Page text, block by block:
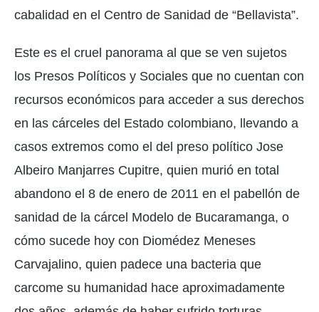
cabalidad en el Centro de Sanidad de “Bellavista”.
Este es el cruel panorama al que se ven sujetos
los Presos Políticos y Sociales que no cuentan con
recursos económicos para acceder a sus derechos
en las cárceles del Estado colombiano, llevando a
casos extremos como el del preso político Jose
Albeiro Manjarres Cupitre, quien murió en total
abandono el 8 de enero de 2011 en el pabellón de
sanidad de la cárcel Modelo de Bucaramanga, o
cómo sucede hoy con Diomédez Meneses
Carvajalino, quien padece una bacteria que
carcome su humanidad hace aproximadamente